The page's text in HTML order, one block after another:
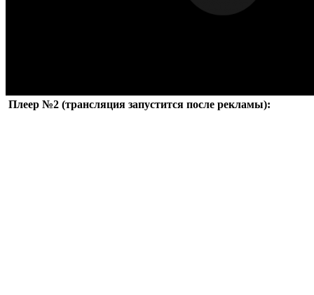
Плеер №2 (трансляция запустится после рекламы):